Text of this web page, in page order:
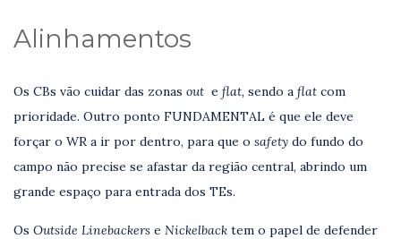
Alinhamentos
Os CBs vão cuidar das zonas out e flat, sendo a flat com
prioridade. Outro ponto FUNDAMENTAL é que ele deve
forçar o WR a ir por dentro, para que o safety do fundo do
campo não precise se afastar da região central, abrindo um
grande espaço para entrada dos TEs.
Os Outside Linebackers e Nickelback tem o papel de defender